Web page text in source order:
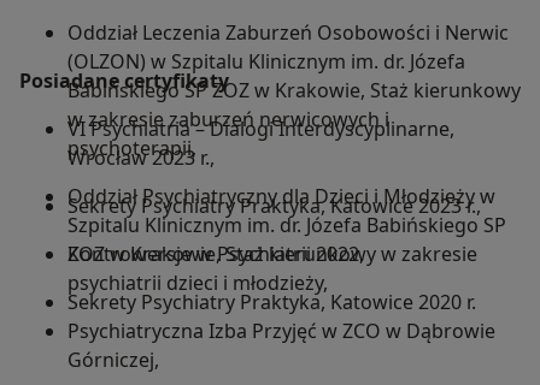
Oddział Leczenia Zaburzeń Osobowości i Nerwic
(OLZON) w Szpitalu Klinicznym im. dr. Józefa
Babińskiego SP ZOZ w Krakowie, Staż kierunkowy
w zakresie zaburzeń nerwicowych i
psychoterapii,
Oddział Psychiatryczny dla Dzieci i Młodzieży w
Szpitalu Klinicznym im. dr. Józefa Babińskiego SP
ZOZ w Krakowie, Staż kierunkowy w zakresie
psychiatrii dzieci i młodzieży,
Psychiatryczna Izba Przyjęć w ZCO w Dąbrowie
Górniczej,
Posiadane certyfikaty
VI Psychiatria – Dialogi Interdyscyplinarne,
Wrocław 2023 r.,
Sekrety Psychiatry Praktyka, Katowice 2023 r.,
Kontrowersje w Psychiatrii 2022,
Sekrety Psychiatry Praktyka, Katowice 2020 r.